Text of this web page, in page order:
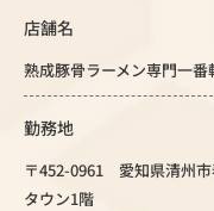
店舗名
熟成豚骨ラーメン専門一番
勤務地
〒452-0961 愛知県清州
タウン1階